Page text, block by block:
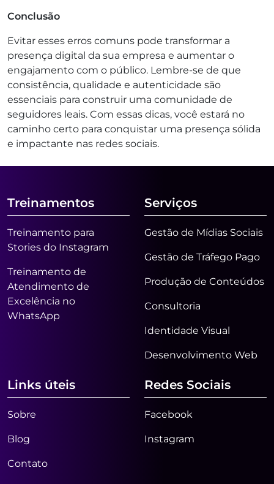
Conclusão
Evitar esses erros comuns pode transformar a
presença digital da sua empresa e aumentar o
engajamento com o público. Lembre-se de que
consistência, qualidade e autenticidade são
essenciais para construir uma comunidade de
seguidores leais. Com essas dicas, você estará no
caminho certo para conquistar uma presença sólida
e impactante nas redes sociais.
Treinamentos
Treinamento para
Stories do Instagram
Treinamento de
Atendimento de
Excelência no
WhatsApp
Serviços
Gestão de Mídias Sociais
Gestão de Tráfego Pago
Produção de Conteúdos
Consultoria
Identidade Visual
Desenvolvimento Web
Links úteis
Sobre
Blog
Contato
Redes Sociais
Facebook
Instagram